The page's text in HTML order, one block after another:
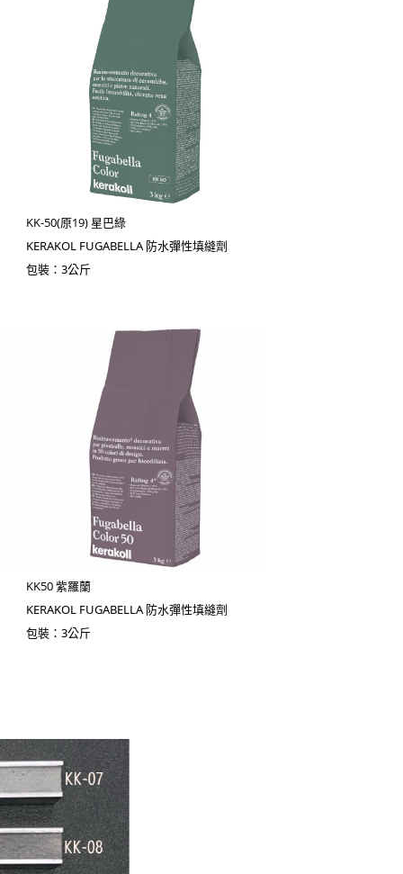
KK-50(原19) 星巴綠
KERAKOL FUGABELLA 防水彈性填縫劑
包裝：3公斤
KK50 紫羅蘭
KERAKOL FUGABELLA 防水彈性填縫劑
包裝：3公斤